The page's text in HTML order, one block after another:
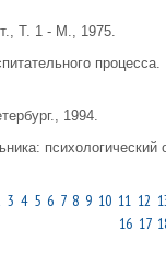
Т. 1 - М., 1975.
1994.
психологический
3 4 5 6 7 8 9 10 11 12
16 17